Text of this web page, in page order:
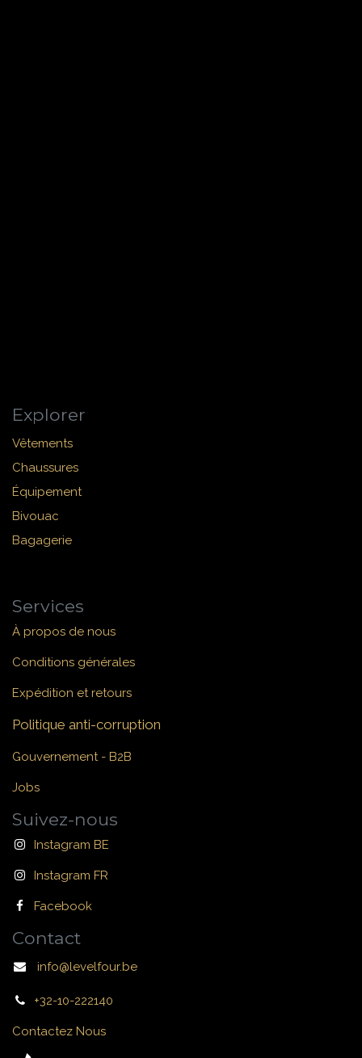
Explorer
Vêtements
Chaussures
Équipement
Bivouac
Bagagerie
Services
À propos de nous
Conditions générales
Expédition et retours
Politique anti-corruption
Gouvernement - B2B
Jobs
Suivez-nous
Instagram BE
Instagram FR
Facebook
Contact
info@levelfour.be
+32-10-222140
Contactez Nous